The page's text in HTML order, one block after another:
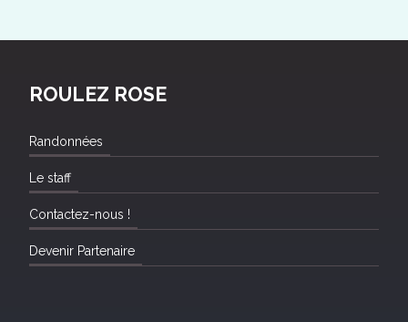
ROULEZ ROSE
Randonnées
Le staff
Contactez-nous !
Devenir Partenaire